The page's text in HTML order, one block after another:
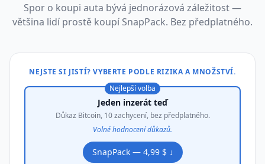
Spor o koupi auta bývá jednorázová záležitost —
většina lidí prostě koupí SnapPack. Bez předplatného.
NEJSTE SI JISTÍ? VYBERTE PODLE RIZIKA A MNOŽSTVÍ.
Nejlepší volba
Jeden inzerát teď
Důkaz Bitcoin, 10 zachycení, bez předplatného.
Volné hodnocení důkazů.
SnapPack — 4,99 $ ↓